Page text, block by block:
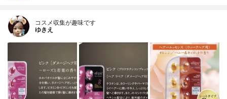
コスメ収集が趣味です
ゆきえ